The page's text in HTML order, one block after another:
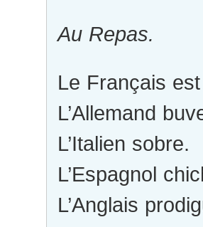
Au Repas.
Le Français
L’Allemand
L’Italien sobre.
L’Espagnol
L’Anglais